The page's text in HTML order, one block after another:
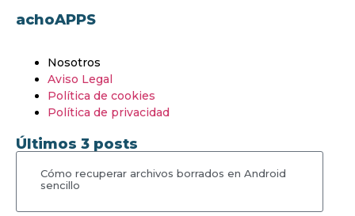
achoAPPS
Nosotros
Aviso Legal
Política de cookies
Política de privacidad
Últimos 3 posts
Cómo recuperar archivos borrados en Android
sencillo